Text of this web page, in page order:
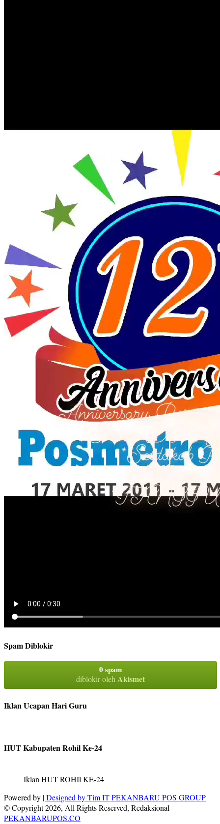
Spam Diblokir
0 spam
diblokir olehAkismet
Iklan Ucapan Hari Guru
HUT Kabupaten Rohil Ke-24
Iklan HUT ROHIl KE-24
Powered by | Designed byTim IT PEKANBARU POS GROUP
© Copyright 2026, All Rights Reserved, Redaksional
PEKANBARUPOS.CO